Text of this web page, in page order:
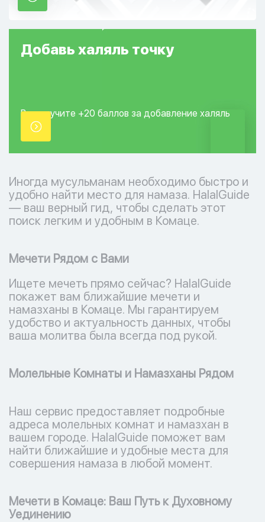
Добавь халяль точку
Вы получите +20 баллов за добавление халяль
точки.
Иногда мусульманам необходимо быстро и
удобно найти место для намаза. HalalGuide
— ваш верный гид, чтобы сделать этот
поиск легким и удобным в Комаце.
Мечети Рядом с Вами
Ищете мечеть прямо сейчас? HalalGuide
покажет вам ближайшие мечети и
намазханы в Комаце. Мы гарантируем
удобство и актуальность данных, чтобы
ваша молитва была всегда под рукой.
Молельные Комнаты и Намазханы Рядом
Наш сервис предоставляет подробные
адреса молельных комнат и намазхан в
вашем городе. HalalGuide поможет вам
найти ближайшие и удобные места для
совершения намаза в любой момент.
Мечети в Комаце: Ваш Путь к Духовному
Уединению